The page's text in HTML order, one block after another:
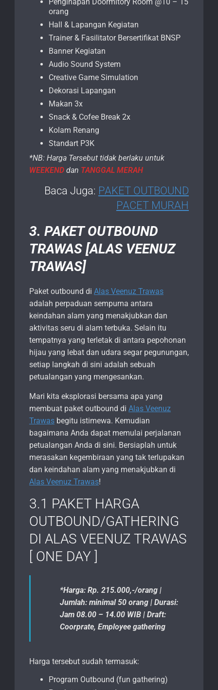
Penginapan Doormitory Room @10 – 15
orang
Hall & Lapangan Kegiatan
Trainer & Fasilitator Bersertifikat BNSP
Banner Kegiatan
Audio Sound System
Creative Game Simulation
Dekorasi Lapangan
Makan 3x
Snack & Cofee Break 2x
Kolam Renang
Standart P3K
*NB: Harga Tersebut tidak berlaku untuk
WEEKEND dan TANGGAL MERAH
Baca Juga: PAKET OUTBOUND
PACET MURAH
3. PAKET OUTBOUND
TRAWAS [ALAS VEENUZ
TRAWAS]
Paket outbound di Alas Veenuz Trawas
adalah perpaduan sempurna antara
keindahan alam yang menakjubkan dan
aktivitas seru di alam terbuka. Selain itu
tempatnya yang terletak di antara pepohonan
hijau yang lebat dan udara segar pegunungan,
setiap langkah di sini adalah sebuah
petualangan yang mengesankan.
Mari kita eksplorasi bersama apa yang
membuat paket outbound di Alas Veenuz
Trawas begitu istimewa. Kemudian
bagaimana Anda dapat memulai perjalanan
petualangan Anda di sini. Bersiaplah untuk
merasakan kegembiraan yang tak terlupakan
dan keindahan alam yang menakjubkan di
Alas Veenuz Trawas!
3.1 PAKET HARGA
OUTBOUND/GATHERING
DI ALAS VEENUZ TRAWAS
[ ONE DAY ]
*Harga: Rp. 215.000,-/orang |
Jumlah: minimal 50 orang | Durasi:
Jam 08.00 – 14.00 WIB | Draft:
Coorprate, Employee gathering
Harga tersebut sudah termasuk:
Program Outbound (fun gathering)